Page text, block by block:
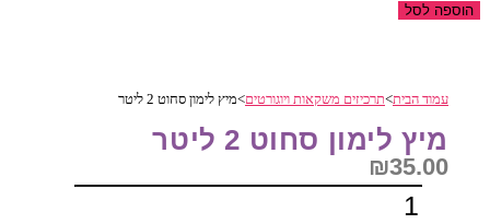
מיץ
2
ליטר
הוספה לסל
עמוד הבית>תרכיזים משקאות ויוגורטים>מיץ לימון סחוט 2 ליטר
מיץ לימון סחוט 2 ליטר
₪35.00
כמות